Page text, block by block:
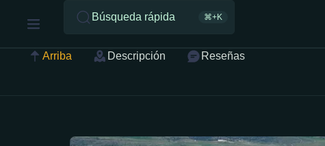
Búsqueda rápida ⌘+K
Arriba Descripción Reseñas